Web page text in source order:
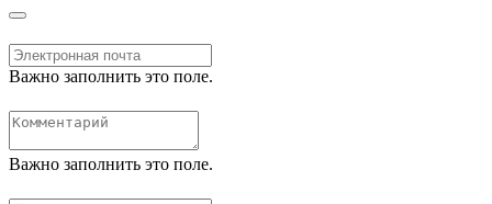
Важно заполнить это поле.
Важно заполнить это поле.